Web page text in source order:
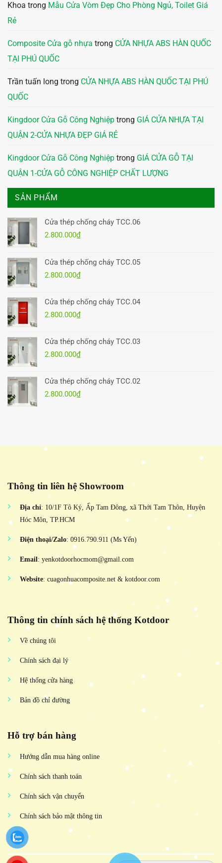
Khoa trong Mẫu Cửa Vòm Đẹp Cho Phòng Ngủ, Toilet Giá
Rẻ
Composite Cửa gỗ nhựa trong CỬA NHỰA ABS HÀN QUỐC
TẠI PHÚ QUỐC
Trần tuấn long trong CỬA NHỰA ABS HÀN QUỐC TẠI PHÚ
QUỐC
Kingdoor Cửa Gỗ Công Nghiệp trong GIÁ CỬA NHỰA TẠI
QUẬN 2-CỬA NHỰA ĐẸP GIÁ RẺ
Kingdoor Cửa Gỗ Công Nghiệp trong GIÁ CỬA GỖ TẠI
QUẬN 1-CỬA GỖ CÔNG NGHIỆP CHẤT LƯỢNG
SẢN PHẨM
Cửa thép chống cháy TCC.06
2.800.000₫
Cửa thép chống cháy TCC.05
2.800.000₫
Cửa thép chống cháy TCC.04
2.800.000₫
Cửa thép chống cháy TCC.03
2.800.000₫
Cửa thép chống cháy TCC.02
2.800.000₫
Thông tin liên hệ Showroom
Địa chỉ: 10/1F Tô Ký, Ấp Tam Đông, xã Thới Tam Thôn, Huyện
Hóc Môn, TP.HCM
Điện thoại/Zalo: 0916.790.911 (Ms Yến)
Email: yenkotdoorhocmom@gmail.com
Website: cuagonhuacomposite.net & kotdoor.com
Thông tin chính sách hệ thống Kotdoor
Về chúng tôi
Chính sách đại lý
Hệ thống cửa hàng
Bản đồ chỉ đường
Hỗ trợ bán hàng
Hướng dẫn mua hàng online
Chính sách thanh toán
Chính sách vận chuyển
Chính sách bảo mật thông tin